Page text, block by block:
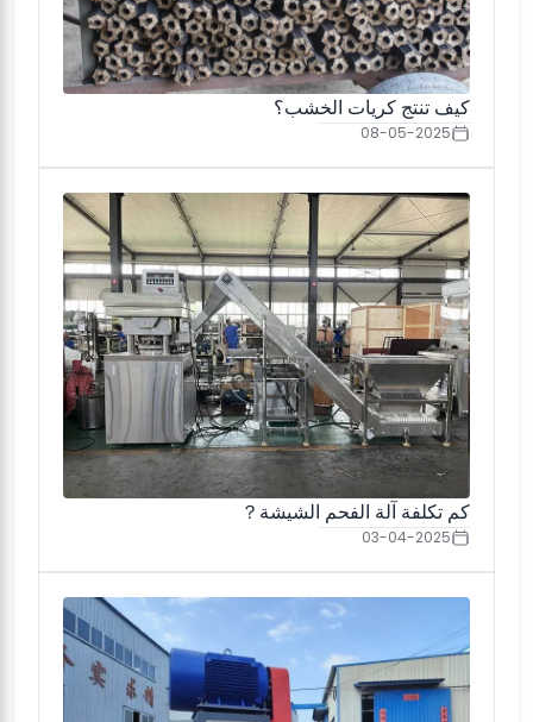
كيف تنتج كريات الخشب؟
08-05-2025
كم تكلفة آلة الفحم الشيشة？
03-04-2025